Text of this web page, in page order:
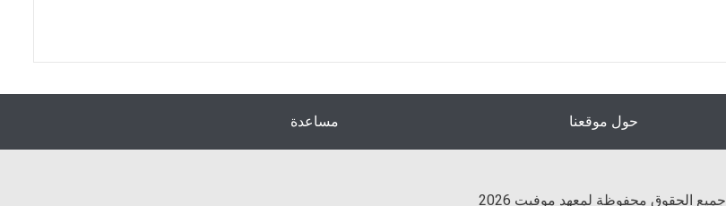
حول موقعنا مساعدة
جميع الحقوق محفوظة لمعهد موفيت 2026